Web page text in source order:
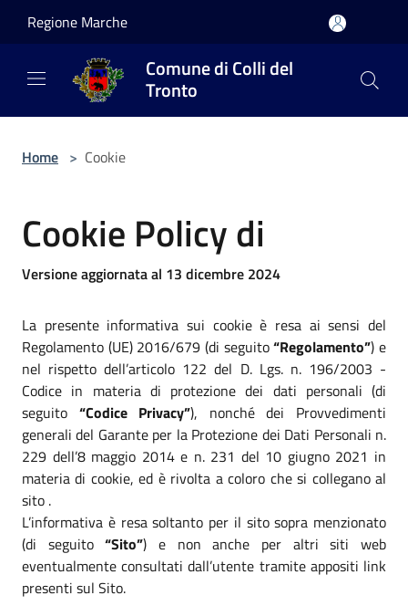
Regione Marche
Comune di Colli del
Tronto
Home > Cookie
Cookie Policy di
Versione aggiornata al 13 dicembre 2024
La presente informativa sui cookie è resa ai sensi del
Regolamento (UE) 2016/679 (di seguito“Regolamento”) e
nel rispetto dell’articolo 122 del D. Lgs. n. 196/2003 -
Codice in materia di protezione dei dati personali (di
seguito “Codice Privacy”), nonché dei Provvedimenti
generali del Garante per la Protezione dei Dati Personali n.
229 dell’8 maggio 2014 e n. 231 del 10 giugno 2021 in
materia di cookie, ed è rivolta a coloro che si collegano al
sito .
L’informativa è resa soltanto per il sito sopra menzionato
(di seguito“Sito”) e non anche per altri siti web
eventualmente consultati dall’utente tramite appositi link
presenti sul Sito.